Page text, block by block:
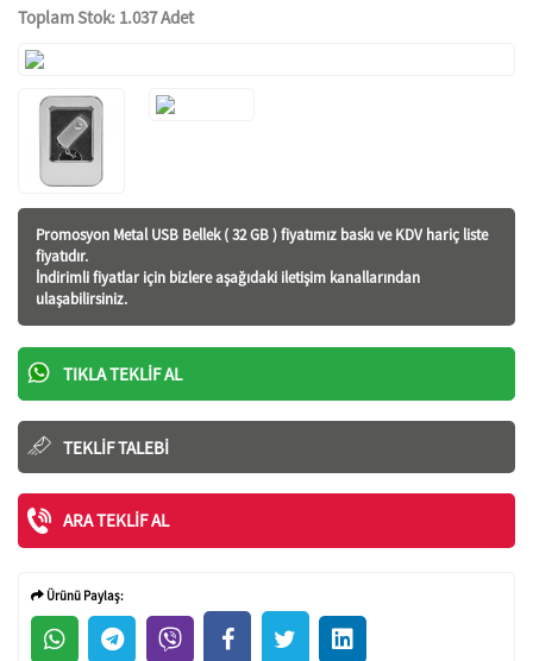
Toplam Stok: 1.037 Adet
Promosyon Metal USB Bellek ( 32 GB ) fiyatımız baskı ve KDV hariç liste
fiyatıdır.
İndirimli fiyatlar için bizlere aşağıdaki iletişim kanallarından
ulaşabilirsiniz.
TIKLA TEKLIF AL
TEKLIF TALEBI
ARA TEKLIF AL
Ürünü Paylaş: